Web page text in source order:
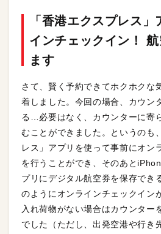
「香港エクスプレス
インチェックイン！
ます
さて、賢く予約できてホクホクな
着しました。今回の場合、カウン
る…必要はなく、カウンターに寄
むことができました。というのも
レス」アプリを使って事前にオン
を行うことができ、そのあと
プリにデジタル航空券を保存でき
のようにオンラインチェックイン
入れ荷物がない場合はカウンター
でした（ただし、出発空港や行き